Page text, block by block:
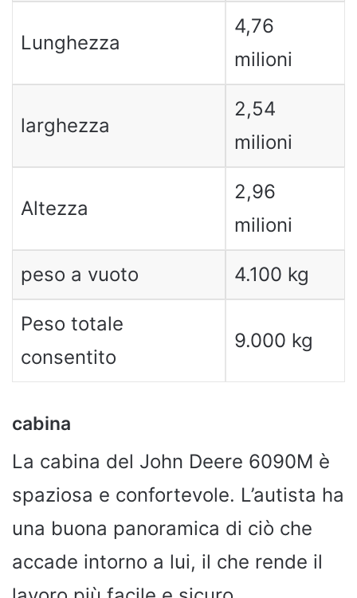
Lunghezza
4,76
milioni
larghezza
2,54
milioni
Altezza
2,96
milioni
peso a vuoto 4.100 kg
Peso totale
consentito
9.000 kg
cabina
La cabina del John Deere 6090M è
spaziosa e confortevole. L’autista ha
una buona panoramica di ciò che
accade intorno a lui, il che rende il